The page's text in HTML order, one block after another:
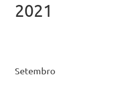
2021
Setembro